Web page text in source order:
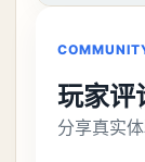
玩家评
分享真实